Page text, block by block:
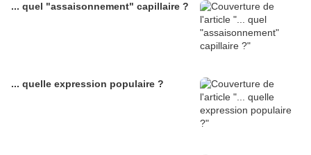
... quel "assaisonnement" capillaire ?
... quelle expression populaire ?